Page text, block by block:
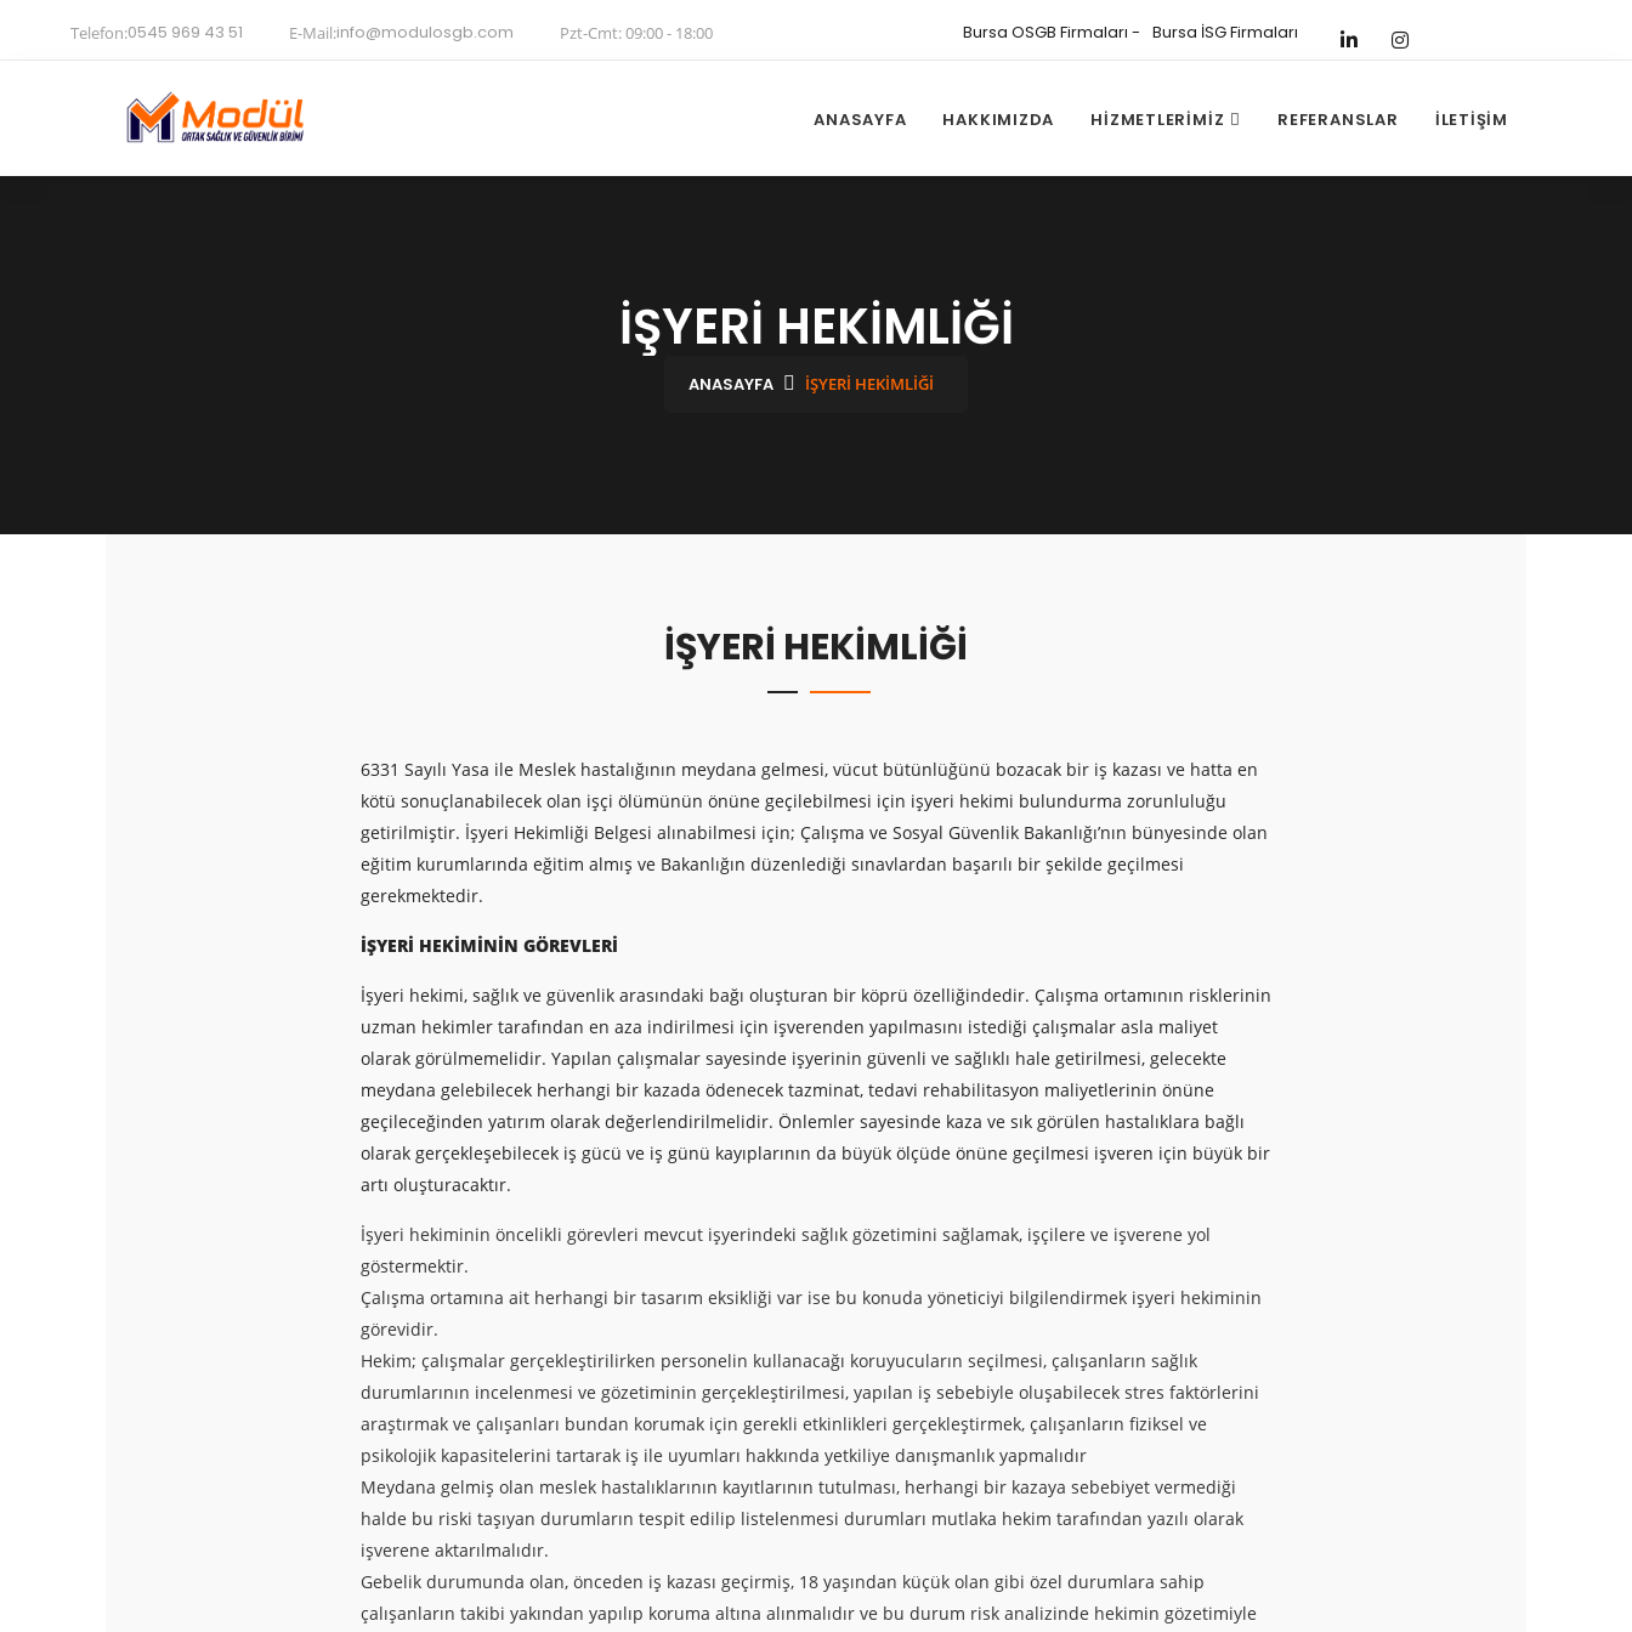
Telefon:0545 969 43 51 E-Mail:info@modulosgb.com Pzt-Cmt: 09:00 - 18:00 Bursa OSGB Firmaları Bursa İSG Firmaları
ANASAYFA HAKKIMIZDA HIZMETLERIMIZ REFERANSLAR İLETIŞIM
İŞYERİ HEKİMLİĞİ
ANASAYFA İŞYERİ HEKİMLİĞİ
İŞYERİ HEKİMLİĞİ
6331 Sayılı Yasa ile Meslek hastalığının meydana gelmesi, vücut bütünlüğünü bozacak bir iş kazası ve hatta en
kötü sonuçlanabilecek olan işçi ölümünün önüne geçilebilmesi için işyeri hekimi bulundurma zorunluluğu
getirilmiştir. İşyeri Hekimliği Belgesi alınabilmesi için; Çalışma ve Sosyal Güvenlik Bakanlığı’nın bünyesinde olan
eğitim kurumlarında eğitim almış ve Bakanlığın düzenlediği sınavlardan başarılı bir şekilde geçilmesi
gerekmektedir.
İŞYERİ HEKİMİNİN GÖREVLERİ
İşyeri hekimi, sağlık ve güvenlik arasındaki bağı oluşturan bir köprü özelliğindedir. Çalışma ortamının risklerinin
uzman hekimler tarafından en aza indirilmesi için işverenden yapılmasını istediği çalışmalar asla maliyet
olarak görülmemelidir. Yapılan çalışmalar sayesinde işyerinin güvenli ve sağlıklı hale getirilmesi, gelecekte
meydana gelebilecek herhangi bir kazada ödenecek tazminat, tedavi rehabilitasyon maliyetlerinin önüne
geçileceğinden yatırım olarak değerlendirilmelidir. Önlemler sayesinde kaza ve sık görülen hastalıklara bağlı
olarak gerçekleşebilecek iş gücü ve iş günü kayıplarının da büyük ölçüde önüne geçilmesi işveren için büyük bir
artı oluşturacaktır.
İşyeri hekiminin öncelikli görevleri mevcut işyerindeki sağlık gözetimini sağlamak, işçilere ve işverene yol
göstermektir.
Çalışma ortamına ait herhangi bir tasarım eksikliği var ise bu konuda yöneticiyi bilgilendirmek işyeri hekiminin
görevidir.
Hekim; çalışmalar gerçekleştirilirken personelin kullanacağı koruyucuların seçilmesi, çalışanların sağlık
durumlarının incelenmesi ve gözetiminin gerçekleştirilmesi, yapılan iş sebebiyle oluşabilecek stres faktörlerini
araştırmak ve çalışanları bundan korumak için gerekli etkinlikleri gerçekleştirmek, çalışanların fiziksel ve
psikolojik kapasitelerini tartarak iş ile uyumları hakkında yetkiliye danışmanlık yapmalıdır
Meydana gelmiş olan meslek hastalıklarının kayıtlarının tutulması, herhangi bir kazaya sebebiyet vermediği
halde bu riski taşıyan durumların tespit edilip listelenmesi durumları mutlaka hekim tarafından yazılı olarak
işverene aktarılmalıdır.
Gebelik durumunda olan, önceden iş kazası geçirmiş, 18 yaşından küçük olan gibi özel durumlara sahip
çalışanların takibi yakından yapılıp koruma altına alınmalıdır ve bu durum risk analizinde hekimin gözetimiyle